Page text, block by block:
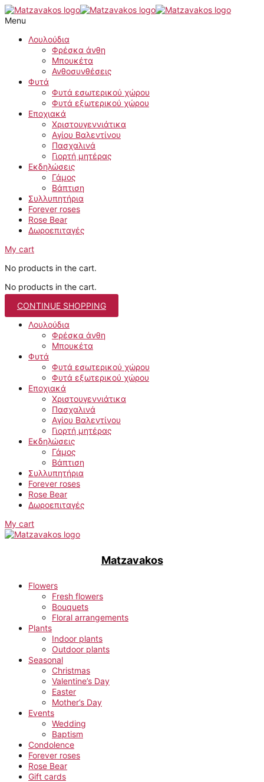
Skip
to
content
Menu
Λουλούδια
Φρέσκα άνθη
Μπουκέτα
Ανθοσυνθέσεις
Φυτά
Φυτά εσωτερικού χώρου
Φυτά εξωτερικού χώρου
Εποχιακά
Χριστουγεννιάτικα
Αγίου Βαλεντίνου
Πασχαλινά
Γιορτή μητέρας
Εκδηλώσεις
Γάμος
Βάπτιση
Συλλυπητήρια
Forever roses
Rose Bear
Δωροεπιταγές
My cart
No products in the cart.
No products in the cart.
CONTINUE SHOPPING
Λουλούδια
Φρέσκα άνθη
Μπουκέτα
Φυτά
Φυτά εσωτερικού χώρου
Φυτά εξωτερικού χώρου
Εποχιακά
Χριστουγεννιάτικα
Πασχαλινά
Αγίου Βαλεντίνου
Γιορτή μητέρας
Εκδηλώσεις
Γάμος
Βάπτιση
Συλλυπητήρια
Forever roses
Rose Bear
Δωροεπιταγές
My cart
Matzavakos
Flowers
Fresh flowers
Bouquets
Floral arrangements
Plants
Indoor plants
Outdoor plants
Seasonal
Christmas
Valentine’s Day
Easter
Mother’s Day
Events
Wedding
Baptism
Condolence
Forever roses
Rose Bear
Gift cards
Figos
Lyrata
quantity